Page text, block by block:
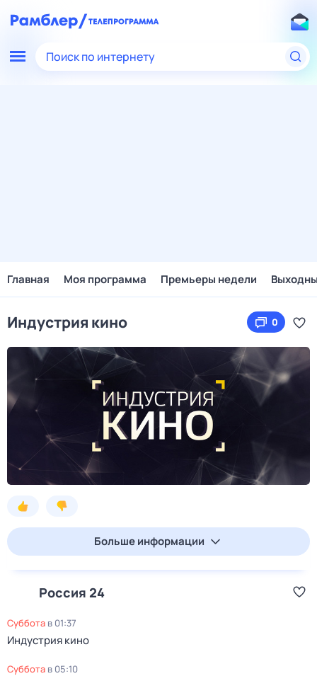
Поиск по интернету
Главная Моя программа Премьеры недели
Индустрия кино 0
Больше информации
Россия 24
суббота в 01:37
Индустрия кино
суббота в 05:10